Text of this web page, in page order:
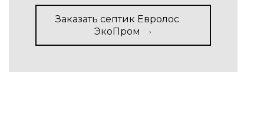
Заказать септик Евролос
ЭкоПром